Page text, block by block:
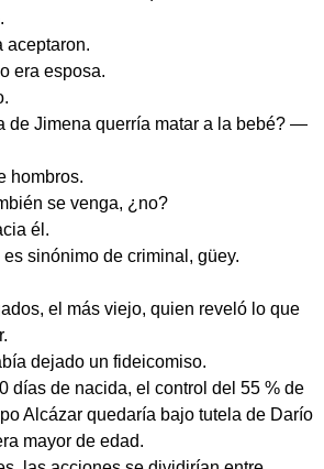
aceptaron.
era esposa.
Jimena querría matar a la bebé? —
hombros.
se venga, ¿no?
él.
sinónimo de criminal, güey.
el más viejo, quien reveló lo que
dejado un fideicomiso.
días de nacida, el control del 55 % de
Alcázar quedaría bajo tutela de Darío
mayor de edad.